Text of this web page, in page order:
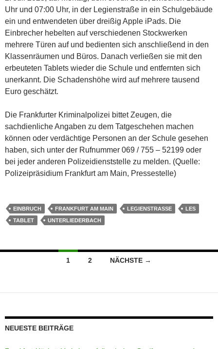
Uhr und 07:00 Uhr, in der Legienstraße in ein Schulgebäude
ein und entwendeten über dreißig Apple iPads. Die
Einbrecher hebelten auf verschiedenen Stockwerken
mehrere Türen auf und bedienten sich anschließend in den
Klassenräumen und Büros. Danach verließen sie mit den
erbeuteten Tablets wieder die Schule und entfernten sich
unerkannt. Die Schadenshöhe wird auf mehrere tausend
Euro geschätzt.
Die Frankfurter Kriminalpolizei bittet Zeugen, die
sachdienliche Angaben zu dem Tatgeschehen machen
können oder verdächtige Personen an der Schule gesehen
haben, sich unter der Rufnummer 069 / 755 – 52199 oder
bei jeder anderen Polizeidienststelle zu melden. (Quelle:
Polizeipräsidium Frankfurt am Main, Pressestelle)
EINBRUCH FRANKFURT AM MAIN LEGIENSTRASSE
LES
TABLET
UNTERLIEDERBACH
Beitragsnavigation
1 2 NÄCHSTE →
NEUESTE BEITRÄGE